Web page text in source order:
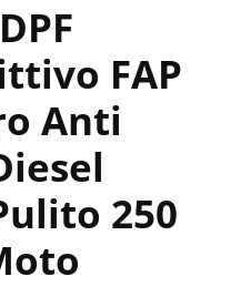
FAP
Anti
250